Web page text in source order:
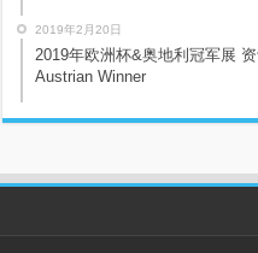
2019年2月20日
2019年欧洲杯&奥地利冠军展
Austrian Winner